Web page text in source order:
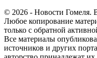
© 2026 - Новости Гомеля.
Любое копирование
только с обратной
Все материалы
источников и других